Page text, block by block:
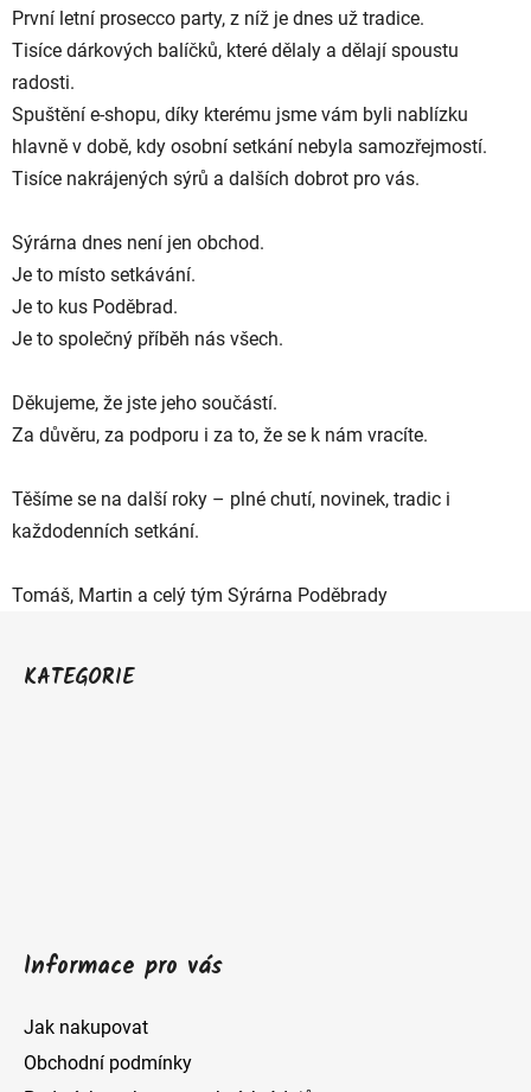
První letní prosecco party, z níž je dnes už tradice.
Tisíce dárkových balíčků, které dělaly a dělají spoustu
radosti.
Spuštění e-shopu, díky kterému jsme vám byli nablízku
hlavně v době, kdy osobní setkání nebyla samozřejmostí.
Tisíce nakrájených sýrů a dalších dobrot pro vás.
Sýrárna dnes není jen obchod.
Je to místo setkávání.
Je to kus Poděbrad.
Je to společný příběh nás všech.
Děkujeme, že jste jeho součástí.
Za důvěru, za podporu i za to, že se k nám vracíte.
Těšíme se na další roky – plné chutí, novinek, tradic i
každodenních setkání.
Tomáš, Martin a celý tým Sýrárna Poděbrady
KATEGORIE
Informace pro vás
Jak nakupovat
Obchodní podmínky